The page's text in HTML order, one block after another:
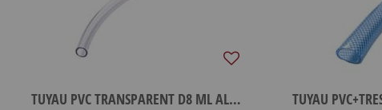
TUYAU PVC TRANSPARENT D8 ML ALIM